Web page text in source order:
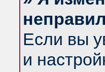
Если вы
и